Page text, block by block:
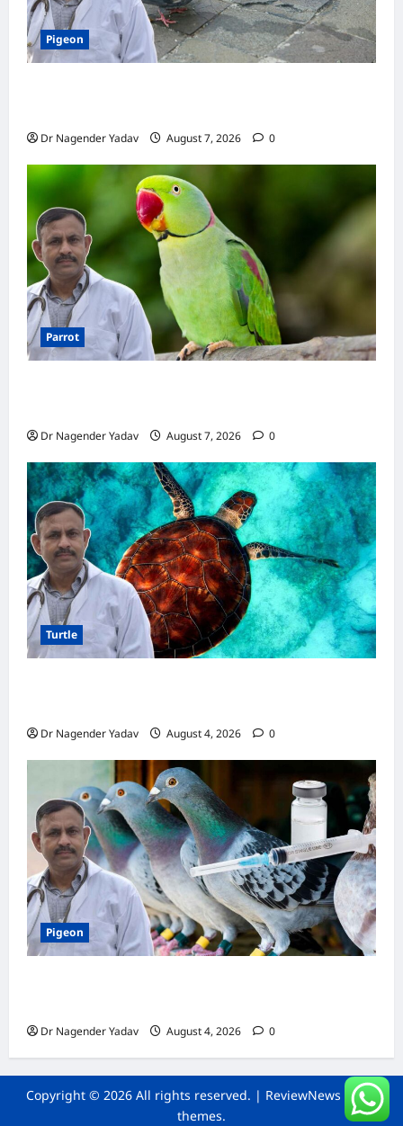
Pigeon
Dr Nagender Yadav August 7, 2026 0
Parrot
Dr Nagender Yadav August 7, 2026 0
Turtle
Dr Nagender Yadav August 4, 2026 0
Pigeon
Dr Nagender Yadav August 4, 2026 0
Copyright © 2026 All rights reserved. | ReviewNews by AF
themes.